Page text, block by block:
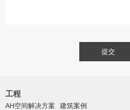
提交
工程
AH空间解决方案 建筑案例